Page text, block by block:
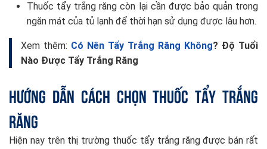
Thuốc tẩy trắng răng còn lại cần được bảo quản trong
ngăn mát của tủ lạnh để thời hạn sử dụng được lâu hơn.
Xem thêm: Có Nên Tẩy Trắng Răng Không? Độ Tuổi
Nào Được Tẩy Trắng Răng
Hướng dẫn cách chọn thuốc tẩy trắng
răng
Hiện nay trên thị trường thuốc tẩy trắng răng được bán rất